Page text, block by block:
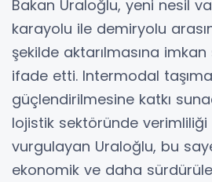
Bakan Uraloğlu, yeni nesil
karayolu ile demiryolu
şekilde aktarılmasına imkan
ifade etti. Intermodal
güçlendirilmesine katkı
lojistik sektöründe verimliliği
vurgulayan Uraloğlu, bu
ekonomik ve daha